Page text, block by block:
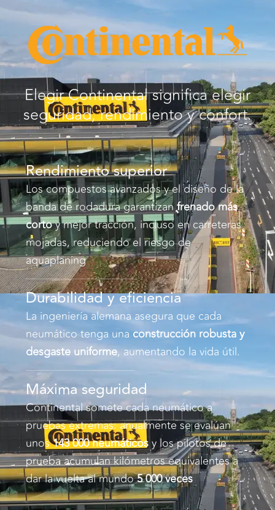
Elegir Continental significa elegir
seguridad, rendimiento y confort.
Rendimiento superior
Los compuestos avanzados y el diseño de la
banda de rodadura garantizanfrenado más
cortoy mejor tracción, incluso en carreteras
mojadas, reduciendo el riesgo de
aquaplaning
Durabilidad y eficiencia
La ingeniería alemana asegura que cada
neumático tenga unaconstrucción robusta y
desgaste uniforme, aumentando la vida útil.
Máxima seguridad
Continental somete cada neumático a
pruebas extremas: anualmente se evalúan
unos143 000 neumáticosy los pilotos de
prueba acumulan kilómetros equivalentes a
dar la vuelta al mundo5 000 veces